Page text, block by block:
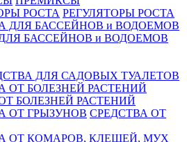
РЕГУЛЯТОРЫ РОСТА
БАССЕЙНОВ и ВОДОЕМОВ
ДЛЯ САДОВЫХ ТУАЛЕТОВ
БОЛЕЗНЕЙ РАСТЕНИЙ
СРЕДСТВА ОТ